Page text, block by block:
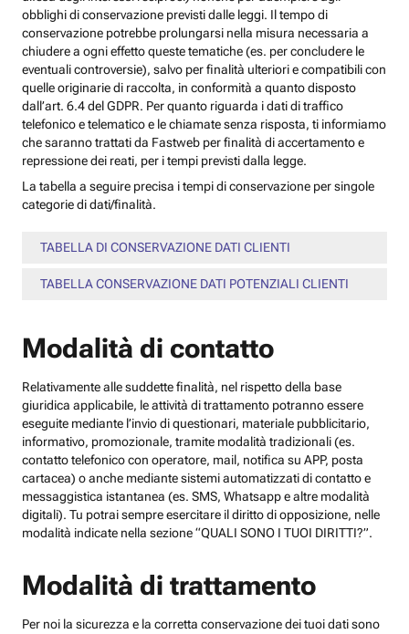
obblighi di conservazione previsti dalle leggi. Il tempo di
conservazione potrebbe prolungarsi nella misura necessaria a
chiudere a ogni effetto queste tematiche (es. per concludere le
eventuali controversie), salvo per finalità ulteriori e compatibili con
quelle originarie di raccolta, in conformità a quanto disposto
dall’art. 6.4 del GDPR. Per quanto riguarda i dati di traffico
telefonico e telematico e le chiamate senza risposta, ti informiamo
che saranno trattati da Fastweb per finalità di accertamento e
repressione dei reati, per i tempi previsti dalla legge.
La tabella a seguire precisa i tempi di conservazione per singole
categorie di dati/finalità.
TABELLA DI CONSERVAZIONE DATI CLIENTI
TABELLA CONSERVAZIONE DATI POTENZIALI CLIENTI
Modalità di contatto
Relativamente alle suddette finalità, nel rispetto della base
giuridica applicabile, le attività di trattamento potranno essere
eseguite mediante l’invio di questionari, materiale pubblicitario,
informativo, promozionale, tramite modalità tradizionali (es.
contatto telefonico con operatore, mail, notifica su APP, posta
cartacea) o anche mediante sistemi automatizzati di contatto e
messaggistica istantanea (es. SMS, Whatsapp e altre modalità
digitali). Tu potrai sempre esercitare il diritto di opposizione, nelle
modalità indicate nella sezione “QUALI SONO I TUOI DIRITTI?”.
Modalità di trattamento
Per noi la sicurezza e la corretta conservazione dei tuoi dati sono